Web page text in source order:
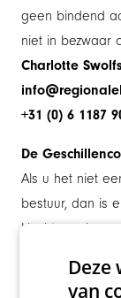
geen bindend
niet in bezwaar
Charlotte
+31 (0) 6 1187
De
Als u het niet
bestuur, dan is
klacht
van